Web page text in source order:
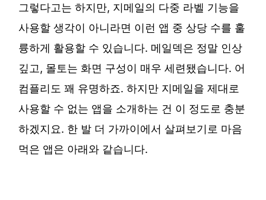
그렇다고는 하지만, 지메일의 다중 라벨 기능을
사용할 생각이 아니라면 이런 앱 중 상당 수를 훌
륭하게 활용할 수 있습니다. 메일덱은 정말 인상
깊고, 몰토는 화면 구성이 매우 세련됐습니다. 어
컴플리도 꽤 유명하죠. 하지만 지메일을 제대로
사용할 수 없는 앱을 소개하는 건 이 정도로 충분
하겠지요. 한 발 더 가까이에서 살펴보기로 마음
먹은 앱은 아래와 같습니다.